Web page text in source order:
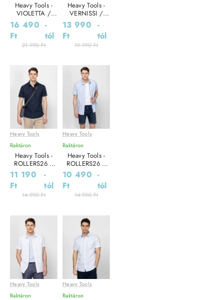
Heavy Tools -
VIOLETTA /
BLOOM - Női
ruha
16 490
Ft
-
tól
21 990 Ft
Heavy Tools -
VERNISSI /
BATIK - Női ruha
13 990
Ft
-
tól
19 990 Ft
Leárazás
Heavy Tools
Raktáron
Heavy Tools -
ROLLERS26 /
TRIANGLE -
Férfi ing
11 190
Ft
-
tól
14 990 Ft
Leárazás
Heavy Tools
Raktáron
Heavy Tools -
ROLLERS26 /
PYRAMID - Férfi
ing
10 490
Ft
-
tól
14 990 Ft
Leárazás
Heavy Tools
Raktáron
Leárazás
Heavy Tools
Raktáron